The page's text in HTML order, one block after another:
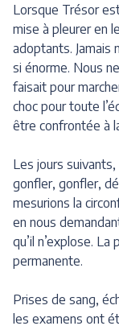
Lorsque Trésor
mise à pleurer en
adoptants. Jamais
si énorme. Nous
faisait pour
choc pour toute
être confrontée à
Les jours
gonfler, gonfler,
mesurions la
en nous
qu’il n’explose.
permanente.
Prises de sang,
les examens ont